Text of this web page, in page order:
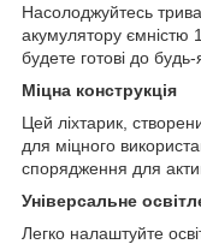
Насолоджуйтесь
акумулятору ємністю
будете готові до
Міцна конструкція
Цей ліхтарик,
для міцного
спорядження для
Універсальне
Легко налаштуйте